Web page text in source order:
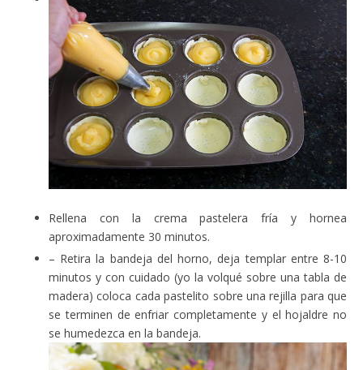
Rellena con la crema pastelera fría y hornea
aproximadamente 30 minutos.
– Retira la bandeja del horno, deja templar entre 8-10
minutos y con cuidado (yo la volqué sobre una tabla de
madera) coloca cada pastelito sobre una rejilla para que
se terminen de enfriar completamente y el hojaldre no
se humedezca en la bandeja.